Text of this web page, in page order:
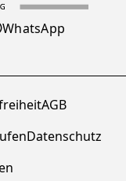
WhatsApp
AGB
Datenschutz